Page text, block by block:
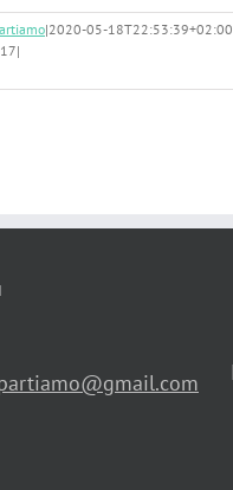
|2020-05-18T22:53:39+02:00
|